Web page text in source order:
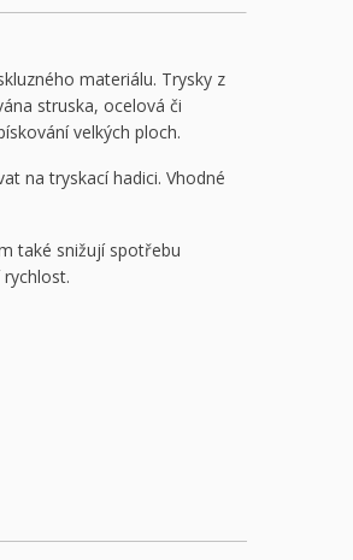
materiálu. Trysky z
struska, ocelová či
velkých ploch.
na tryskací hadici. Vhodné
také snižují spotřebu